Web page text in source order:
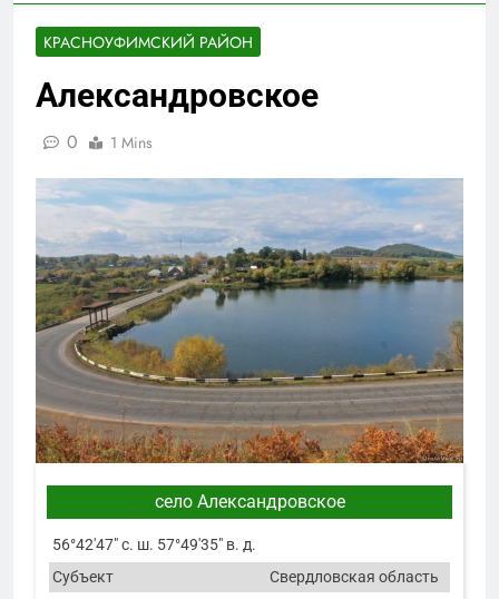
КРАСНОУФИМСКИЙ РАЙОН
Александровское
0 1 Mins
село Александровское
56°42′47″ с. ш. 57°49′35″ в. д.
Субъект
Свердловская область